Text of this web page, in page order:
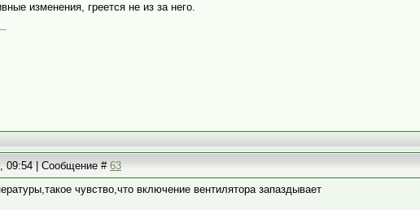
изменения, греется не из за него.
09:54 | Сообщение #63
чувство,что включение вентилятора запаздывает